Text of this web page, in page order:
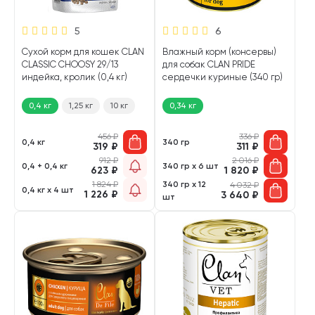
5
Сухой корм для кошек CLAN
CLASSIC CHOOSY 29/13
индейка, кролик (0,4 кг)
0,4 кг 1,25 кг 10 кг
0,4 кг
456₽
319 ₽
0,4 + 0,4 кг
912₽
623 ₽
0,4 кг х 4 шт
1 824₽
1 226 ₽
6
Влажный корм (консервы)
для собак CLAN PRIDE
сердечки куриные (340 гр)
0,34 кг
340 гр
336₽
311 ₽
340 гр х 6 шт
2 016₽
1 820 ₽
340 гр х 12
шт
4 032₽
3 640 ₽